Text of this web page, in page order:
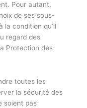
Pour autant,
de ses sous-
condition qu’il
regard des
Protection des
toutes les
la sécurité des
soient pas